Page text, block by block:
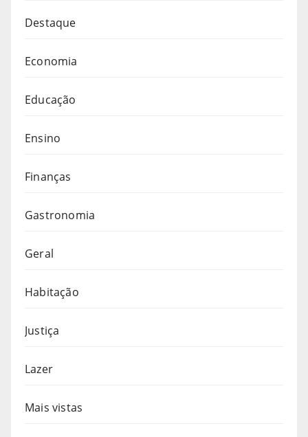
Destaque
Economia
Educação
Ensino
Finanças
Gastronomia
Geral
Habitação
Justiça
Lazer
Mais vistas